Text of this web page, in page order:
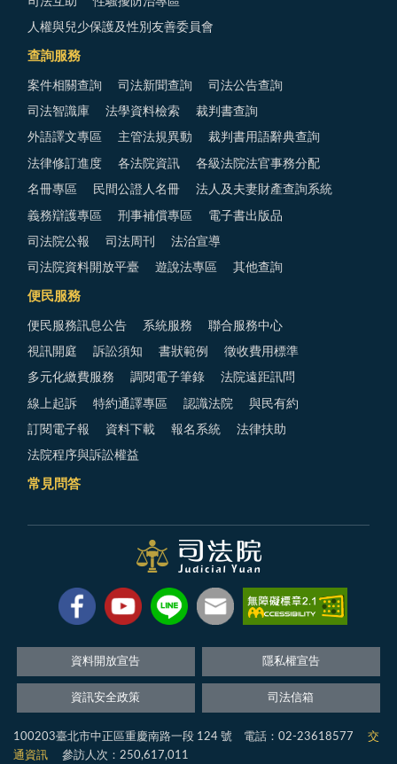
人權與兒少保護及性別友善委員會
查詢服務
案件相關查詢 司法新聞查詢 司法公告查詢
司法智識庫 法學資料檢索 裁判書查詢
外語譯文專區 主管法規異動 裁判書用語辭典查詢
法律修訂進度 各法院資訊 各級法院法官事務分配
名冊專區 民間公證人名冊 法人及夫妻財產查詢系統
義務辯護專區 刑事補償專區 電子書出版品
司法院公報 司法周刊 法治宣導
司法院資料開放平臺 遊說法專區 其他查詢
便民服務
便民服務訊息公告 系統服務 聯合服務中心
視訊開庭 訴訟須知 書狀範例 徵收費用標準
多元化繳費服務 調閱電子筆錄 法院遠距訊問
線上起訴 特約通譯專區 認識法院 與民有約
訂閱電子報 資料下載 報名系統 法律扶助
法院程序與訴訟權益
常見問答
資料開放宣告 隱私權宣告
資訊安全政策 司法信箱
100203臺北市中正區重慶南路一段 124 號 電話：02-23618577
交
通資訊
參訪人次：250,617,011